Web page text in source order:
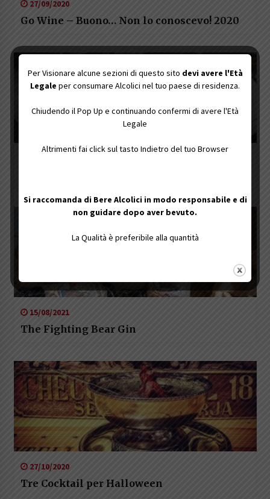
27/09/2020
Go Wine – Buono… Non lo conoscevo! 2020
15/08/2021
The Fighting Bear Gin
27/10/2020
Tre Cocktail per Halloween
Per Visionare alcune sezioni di questo sito devi avere l'Età
Legale per consumare Alcolici nel tuo paese di residenza.
Chiudendo il Pop Up e continuando confermi di avere l'Età
Legale
Altrimenti fai click sul tasto Indietro del tuo Browser
Si raccomanda di Bere Alcolici in modo responsabile e di
non guidare dopo aver bevuto.
La Qualità è preferibile alla quantità